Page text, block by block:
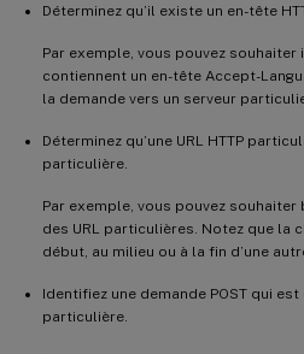
Déterminez qu’il existe un en-tête
Par exemple, vous pouvez
contiennent un en-tête Accept-
la demande vers un serveur
Déterminez qu’une URL HTTP
particulière.
Par exemple, vous pouvez
des URL particulières. Notez que la
début, au milieu ou à la fin d’une
Identifiez une demande POST qui
particulière.